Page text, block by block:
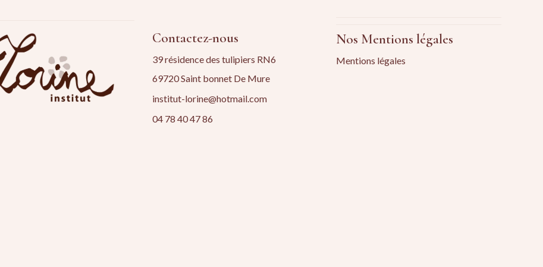
Contactez-nous
39 résidence des tulipiers RN6
69720 Saint bonnet De Mure
institut-lorine@hotmail.com
04 78 40 47 86
Nos Mentions légales
Mentions légales